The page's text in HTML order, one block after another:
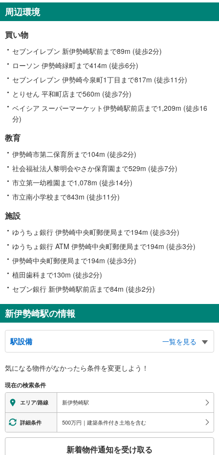
周辺環境
買い物
セブンイレブン 新伊勢崎駅前まで89m (徒歩2分)
ローソン 伊勢崎緑町まで414m (徒歩6分)
セブンイレブン 伊勢崎今泉町1丁目まで817m (徒歩11分)
とりせん 平和町店まで560m (徒歩7分)
ベイシア スーパーマーケット伊勢崎駅前店まで1,209m (徒歩16
分)
教育
伊勢崎市第二保育所まで104m (徒歩2分)
社会福祉法人黎明会やさか保育園まで529m (徒歩7分)
市立第一幼稚園まで1,078m (徒歩14分)
市立南小学校まで843m (徒歩11分)
施設
ゆうちょ銀行 伊勢崎中央町郵便局まで194m (徒歩3分)
ゆうちょ銀行 ATM 伊勢崎中央町郵便局まで194m (徒歩3分)
伊勢崎中央町郵便局まで194m (徒歩3分)
植田歯科まで130m (徒歩2分)
セブン銀行 新伊勢崎駅前店まで84m (徒歩2分)
新伊勢崎駅の情報
駅設備
一覧を見る
※段差なしでの移動経路
地上⇔改札⇔ホーム：○
エレベータ
・各ホーム⇔改札
トイレ
《多機能トイレ》
気になる物件がなかったら条件を変更しよう！
現在の検索条件
エリア/路線 新伊勢崎駅
詳細条件 500万円｜建築条件付き土地を含む
新着物件通知を受け取る